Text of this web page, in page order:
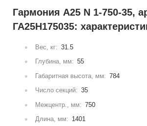
Гармония А25 N 1-750-35,
ГА25Н175035:
Вес, кг: 31.5
Глубина, мм: 55
Габаритная высота, мм: 784
Число секций: 35
Межцентр., мм: 750
Длина, мм: 1401